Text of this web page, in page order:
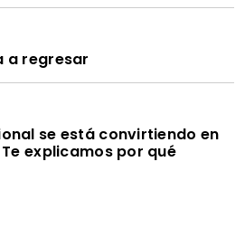
a regresar
se está convirtiendo en
explicamos por qué